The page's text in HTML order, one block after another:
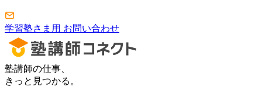
学習塾さま用 お問い合わせ
塾講師の仕事、
きっと見つかる。